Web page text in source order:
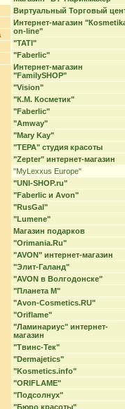
Виртуальный Торговый
Интернет-магазин
on-line"
"TATI"
"Faberlic"
Интернет-магазин
"FamilySHOP"
"Vision"
"К.М. Косметик"
"Faberlic"
"Amway"
"Mary Kay"
"ТЕРА" студия красоты
"Zepter" интернет-магазин
"MyLexxus Europe"
"UNI-SHOP.ru"
"Faberlic и Avon"
"RusGal"
"Lumene"
Магазин подарков
"Orimania.Ru"
"AVON" интернет-магазин
"Элит-Галанд"
"AVON в Волгодонске"
"Планета М"
"Avon-Cosmetics.RU"
"Oriflame"
"Ламинариус" интернет-
магазин
"Твинс-Тек"
"Dermajetics"
"Kosmetics.info"
"ORIFLAME"
"Подсолнух"
"Бюро красоты"